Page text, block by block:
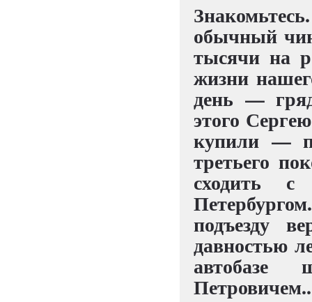
обычный
тысячи на
жизни
день —
этого
купили —
третьего
сходить
подъезду
давностью
автобазе